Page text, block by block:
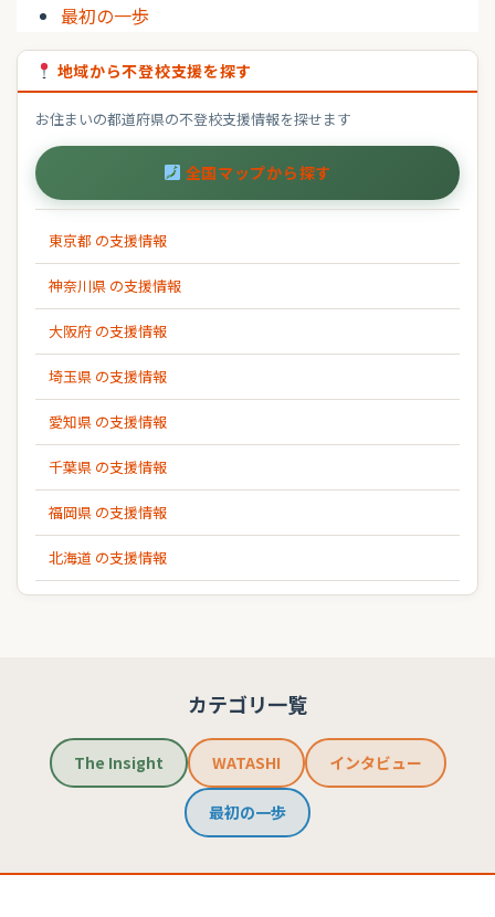
最初の一歩
地域から不登校支援を探す
お住まいの都道府県の不登校支援情報を探せます
全国マップから探す
東京都 の支援情報
神奈川県 の支援情報
大阪府 の支援情報
埼玉県 の支援情報
愛知県 の支援情報
千葉県 の支援情報
福岡県 の支援情報
北海道 の支援情報
カテゴリ一覧
The Insight WATASHI インタビュー
最初の一歩